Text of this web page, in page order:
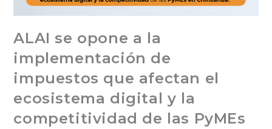
ALAI se opone a la
implementación de
impuestos que afectan el
ecosistema digital y la
competitividad de las PyMEs